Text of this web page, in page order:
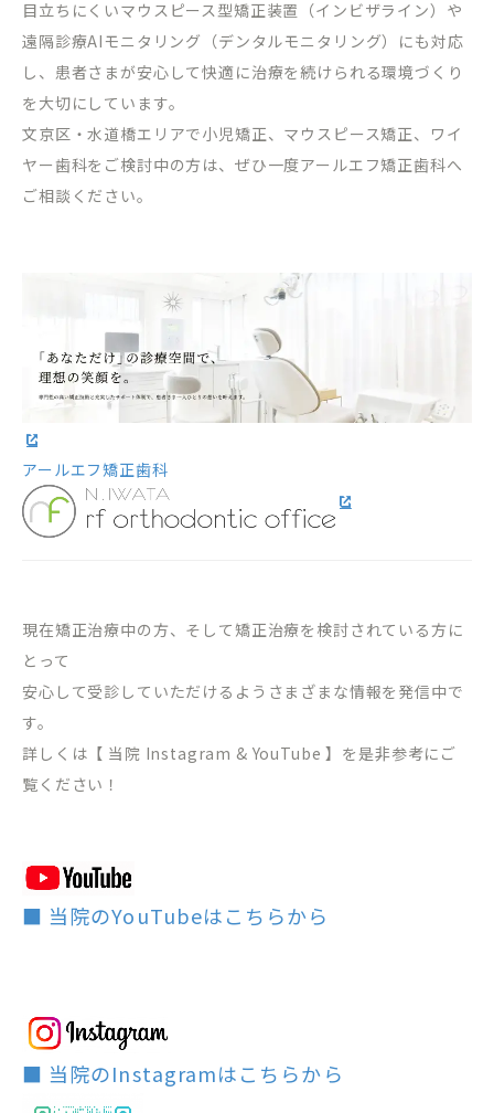
目立ちにくいマウスピース型矯正装置（インビザライン）や
遠隔診療AIモニタリング（デンタルモニタリング）にも対応
し、患者さまが安心して快適に治療を続けられる環境づくり
を大切にしています。
文京区・水道橋エリアで小児矯正、マウスピース矯正、ワイ
ヤー歯科をご検討中の方は、ぜひ一度アールエフ矯正歯科へ
ご相談ください。
アールエフ矯正歯科
現在矯正治療中の方、そして矯正治療を検討されている方に
とって
安心して受診していただけるようさまざまな情報を発信中で
す。
詳しくは【 当院 Instagram & YouTube 】を是非参考にご
覧ください！
■ 当院のYouTubeはこちらから
■ 当院のInstagramはこちらから